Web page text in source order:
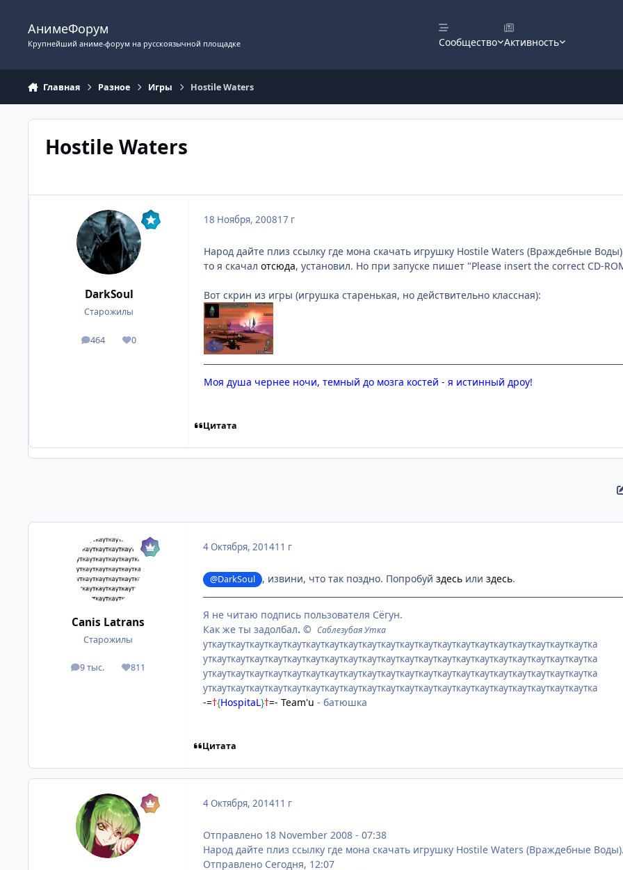
АнимеФорум
Крупнейший аниме-форум на русскоязычной площадке Сообщество Активность
Главная Разное Игры Hostile Waters
Hostile Waters
DarkSoul
Старожилы
464
посты 0
Репутация
18 Ноября, 200817 г
Народ дайте плиз ссылку где мона скачать игрушку Hostile Waters (Враждебные
то я скачал отсюда, установил. Но при запуске пишет "Please insert the correct CD-
Вот скрин из игры (игрушка старенькая, но действительно классная):
Моя душа чернее ночи, темный до мозга костей - я истинный дроу!
Цитата
Canis Latrans
Старожилы
9 тыс.
посты 811
Репутация
4 Октября, 201411 г
@DarkSoul , извини, что так поздно. Попробуйздесь илиздесь.
Я не читаю подпись пользователя Сёгун.
Как же ты задолбал. © Саблезубая Утка
уткауткауткауткауткауткауткауткауткауткауткауткауткауткауткауткауткауткауткауткаутка
уткауткауткауткауткауткауткауткауткауткауткауткауткауткауткауткауткауткауткауткаутка
уткауткауткауткауткауткауткауткауткауткауткауткауткауткауткауткауткауткауткауткаутка
уткауткауткауткауткауткауткауткауткауткауткауткауткауткауткауткауткауткауткауткаутка
-=†{HospitaL}†=- Team'u - батюшка
Цитата
4 Октября, 201411 г
Отправлено 18 November 2008 - 07:38
Народ дайте плиз ссылку где мона скачать игрушку Hostile Waters (Враждебные Воды).
Отправлено Сегодня, 12:07